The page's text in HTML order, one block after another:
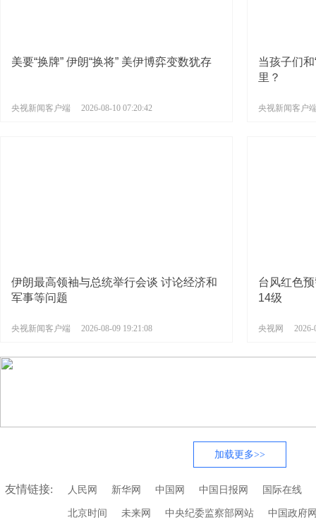
美要“换牌” 伊朗“换将” 美伊博弈变数犹存
央视新闻客户端 2026-08-10 07:20:42
当孩子们
里？
央视新闻客户
伊朗最高领袖与总统举行会谈 讨论经济和
军事等问题
央视新闻客户端 2026-08-09 19:21:08
台风红色
14级
央视网 2026-
加载更多>>
友情链接: 人民网 新华网 中国网 中国日报网 国际在线
北京时间 未来网 中央纪委监察部网站 中国政府